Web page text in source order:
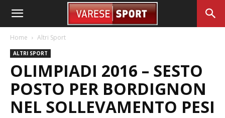
Home Altri Sport
ALTRI SPORT
OLIMPIADI 2016 – SESTO
POSTO PER BORDIGNON
NEL SOLLEVAMENTO PESI